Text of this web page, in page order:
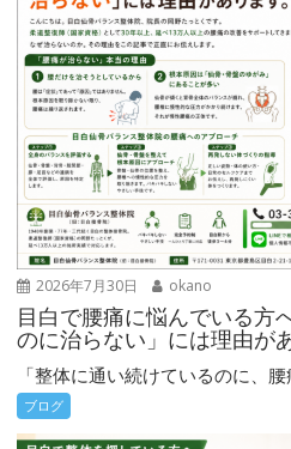
2026年7月30日 okano
目白で腰痛に悩んでいる方
のに治らない」には理由が
「整体に通い続けているのに、腰
ブログ